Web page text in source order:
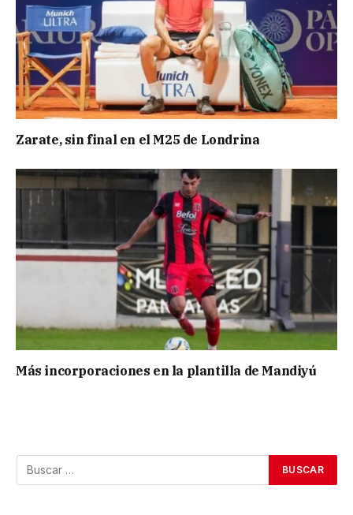
Zarate, sin final en el M25 de Londrina
Más incorporaciones en la plantilla de Mandiyú